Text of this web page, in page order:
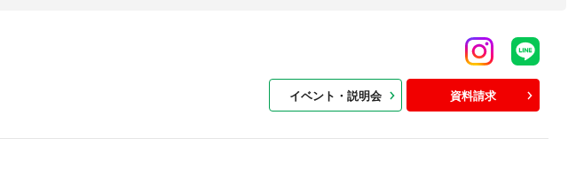
イベント・説明会 資料請求